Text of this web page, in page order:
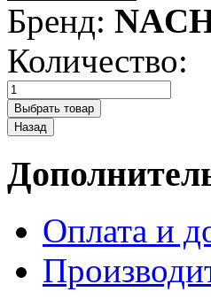
Бренд:
Количество:
Оплата и